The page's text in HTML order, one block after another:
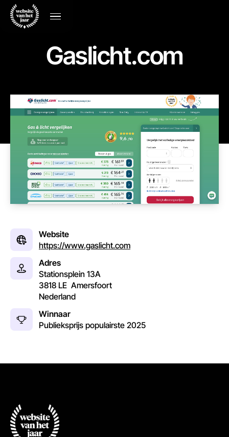
Gaslicht.com
Website
https://www.gaslicht.com
Adres
Stationsplein 13A
3818 LE Amersfoort
Nederland
Winnaar
Publieksprijs populairste 2025